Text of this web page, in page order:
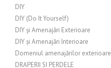
DIY
DIY (Do It Yourself)
DIY și Amenajări Exterioare
DIY și Amenajări Interioare
Domeniul amenajărilor exterioare
DRAPERII SI PERDELE